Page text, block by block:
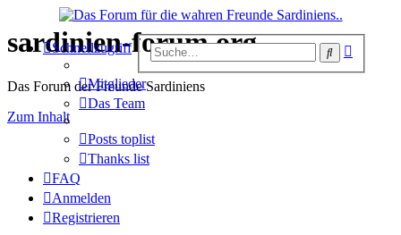
Suche
sardinien-forum.org
Das Forum der Freunde Sardiniens
Zum Inhalt
Schnellzugriff
Mitglieder
Das Team
Posts toplist
Thanks list
FAQ
Anmelden
Registrieren